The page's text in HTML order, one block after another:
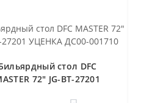
стол DFC
72" JG-BT-27201